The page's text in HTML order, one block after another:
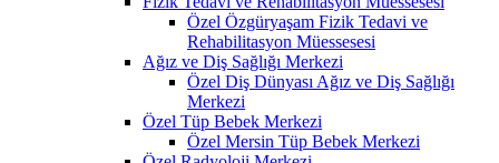
Özel Özgüryaşam Fizik Tedavi ve
Rehabilitasyon Müessesesi
Ağız ve Diş Sağlığı Merkezi
Özel Diş Dünyası Ağız ve Diş Sağlığı
Merkezi
Özel Tüp Bebek Merkezi
Özel Mersin Tüp Bebek Merkezi